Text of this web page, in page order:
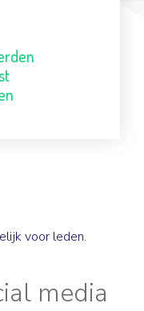
voor leden.
media